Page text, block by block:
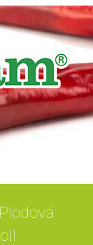
Plodová